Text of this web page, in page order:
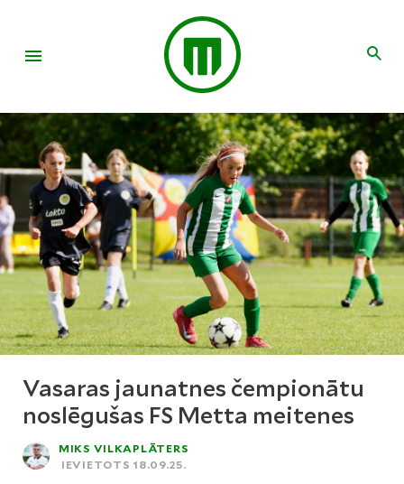
Vasaras jaunatnes čempionātu
noslēgušas FS Metta meitenes
MIKS VILKAPLĀTERS
IEVIETOTS 18.09.25.